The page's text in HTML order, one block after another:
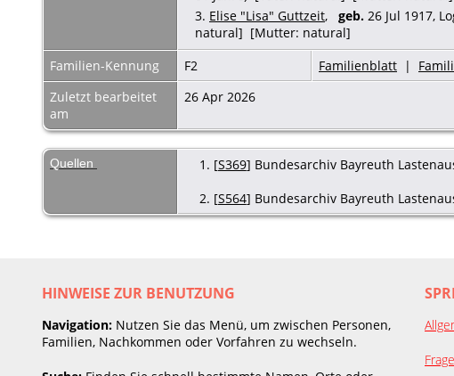
3. Elise "Lisa" Guttzeit, geb. 26 Jul 1917,
natural] [Mutter: natural]
Familien-Kennung
F2 Familienblatt |
Zuletzt bearbeitet
am
26 Apr 2026
Quellen [S369] Bundesarchiv Bayreuth
[S564] Bundesarchiv Bayreuth
HINWEISE ZUR BENUTZUNG
Navigation: Nutzen Sie das Menü, um zwischen Personen,
Familien, Nachkommen oder Vorfahren zu wechseln.